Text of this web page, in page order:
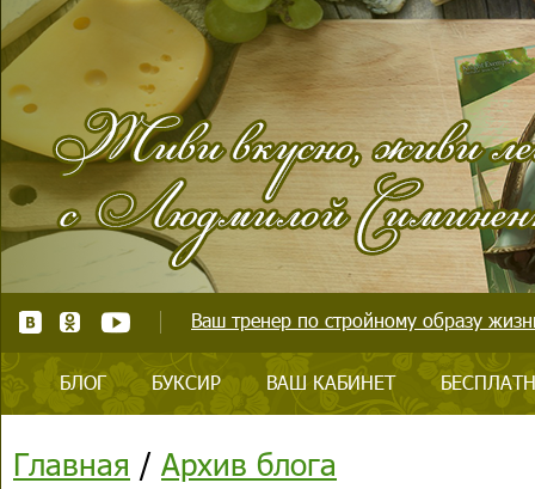
Ваш тренер по стройному образу
БЛОГ БУКСИР ВАШ КАБИНЕТ
Главная / Архив блога